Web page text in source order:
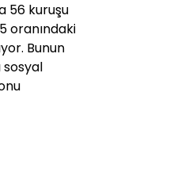
56 kuruşu
oranındaki
Bunun
sosyal